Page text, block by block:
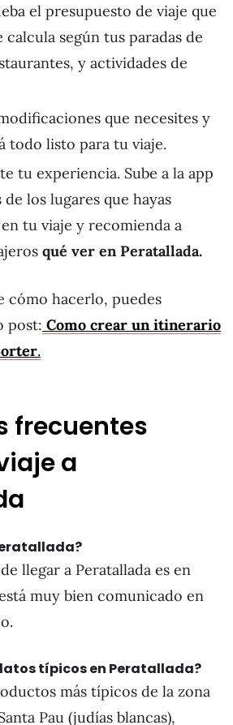
el presupuesto de viaje que
calcula según tus paradas de
y actividades de
que necesites y
todo listo para tu viaje.
tu experiencia. Sube a la app
de los lugares que hayas
tu viaje y recomienda a
qué ver en Peratallada.
cómo hacerlo, puedes
post: Como crear un itinerario
.
frecuentes
a
llegar a Peratallada es en
muy bien comunicado en
típicos en Peratallada?
más típicos de la zona
Pau (judías blancas),